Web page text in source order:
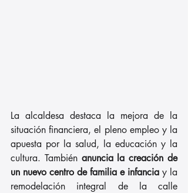
La alcaldesa destaca la mejora de la
situación financiera, el pleno empleo y la
apuesta por la salud, la educación y la
cultura. También anuncia la creación de
un nuevo centro de familia e infancia y la
remodelación integral de la calle